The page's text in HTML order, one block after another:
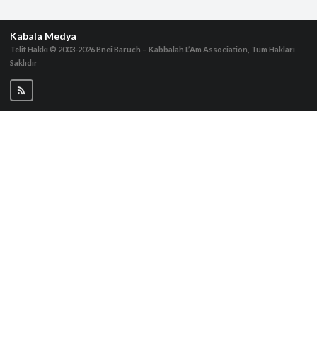
Kabala Medya
Telif Hakkı © 2003-2026Bnei Baruch – Kabbalah L’Am Association, Tüm Hakları
Saklıdır